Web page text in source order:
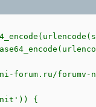
forum.ru/forumv-
{